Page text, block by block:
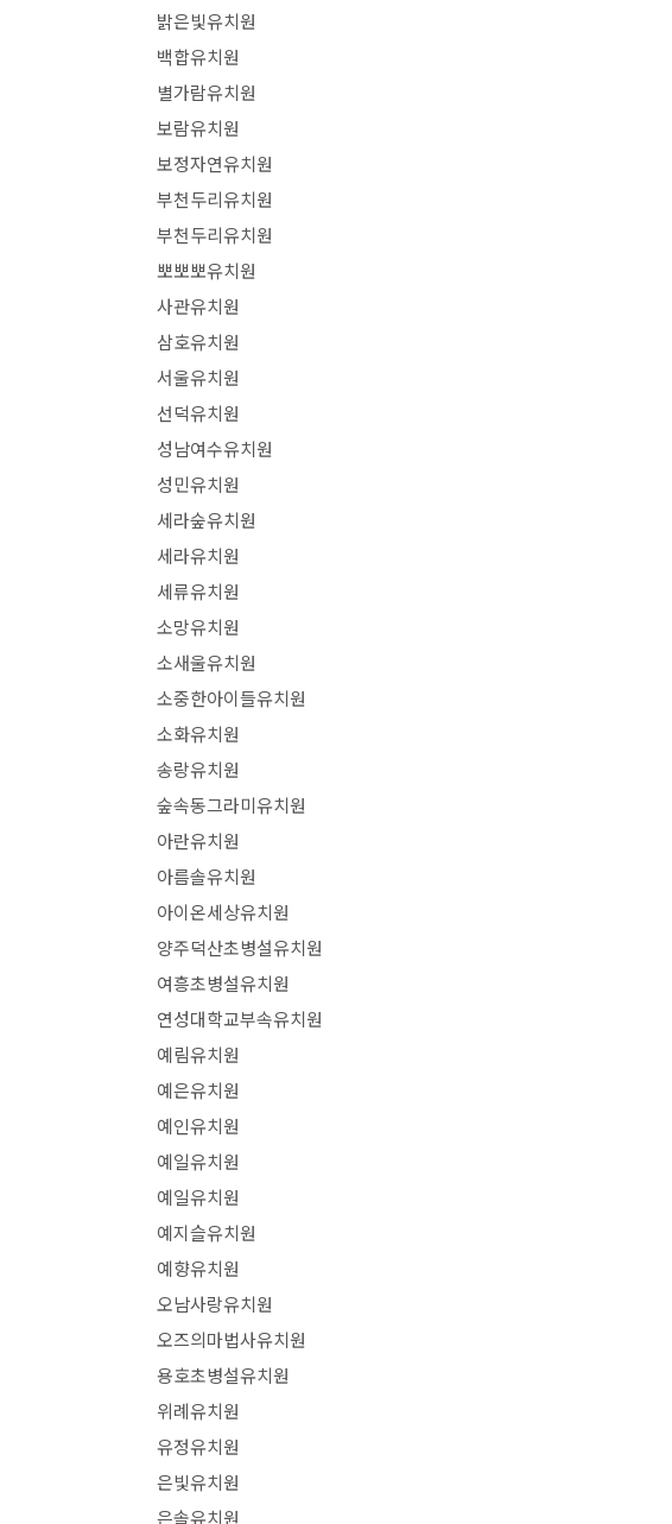
밝은빛유치원
백합유치원
별가람유치원
보람유치원
보정자연유치원
부천두리유치원
부천두리유치원
뽀뽀뽀유치원
사관유치원
삼호유치원
서울유치원
선덕유치원
성남여수유치원
성민유치원
세라숲유치원
세라유치원
세류유치원
소망유치원
소새울유치원
소중한아이들유치원
소화유치원
송랑유치원
숲속동그라미유치원
아란유치원
아름솔유치원
아이온세상유치원
양주덕산초병설유치원
여흥초병설유치원
연성대학교부속유치원
예림유치원
예은유치원
예인유치원
예일유치원
예일유치원
예지슬유치원
예향유치원
오남사랑유치원
오즈의마법사유치원
용호초병설유치원
위례유치원
유정유치원
은빛유치원
은솔유치원